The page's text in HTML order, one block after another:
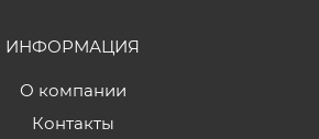
ИНФОРМАЦИЯ
О компании
Контакты